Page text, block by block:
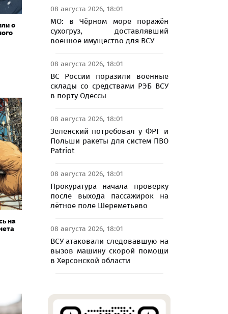
о
на
08 августа 2026, 18:01
МО: в Чёрном море поражён
сухогруз, доставлявший
военное имущество для ВСУ
08 августа 2026, 18:01
ВС России поразили военные
склады со средствами РЭБ ВСУ
в порту Одессы
08 августа 2026, 18:01
Зеленский потребовал у ФРГ и
Польши ракеты для систем ПВО
Patriot
08 августа 2026, 18:01
Прокуратура начала проверку
после выхода пассажирок на
лётное поле Шереметьево
08 августа 2026, 18:01
ВСУ атаковали следовавшую на
вызов машину скорой помощи
в Херсонской области